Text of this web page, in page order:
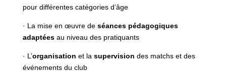
pour différentes catégories d’âge
· La mise en œuvre de séances pédagogiques
adaptéesau niveau des pratiquants
· L’organisation et la supervision des matchs et des
événements du club